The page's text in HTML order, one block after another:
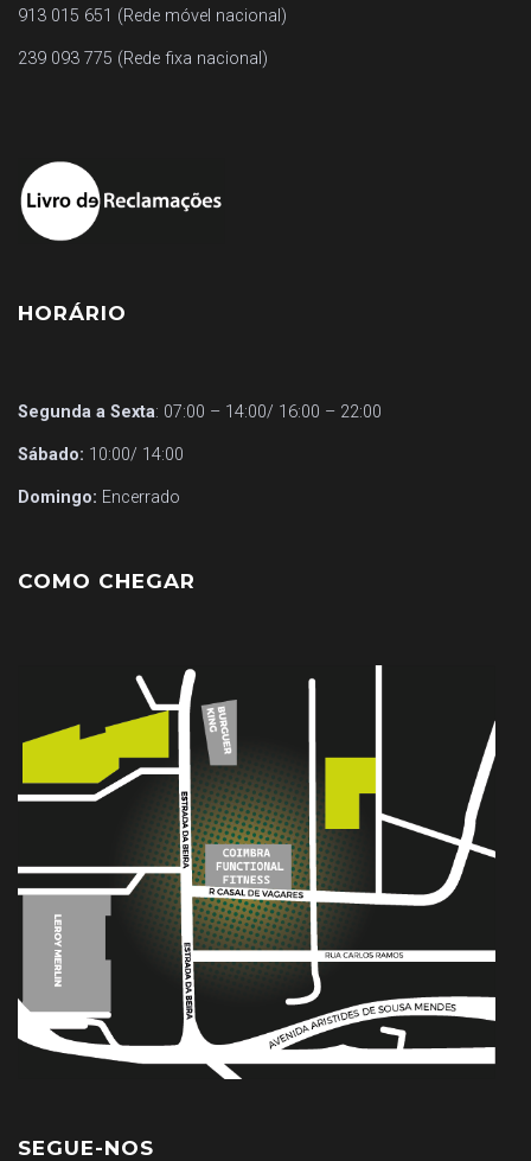
913 015 651 (Rede móvel nacional)
239 093 775 (Rede fixa nacional)
HORÁRIO
Segunda a Sexta: 07:00 – 14:00/ 16:00 – 22:00
Sábado: 10:00/ 14:00
Domingo: Encerrado
COMO CHEGAR
SEGUE-NOS